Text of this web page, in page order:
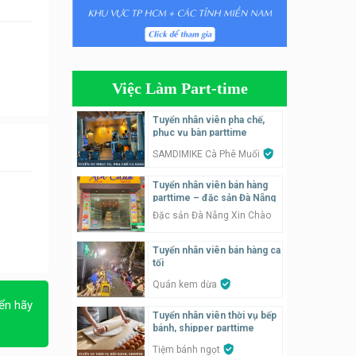
hãy
Tuyển nhân viên bán hàng
parttime
parttime
Húp Tea
tiệm trà sữa
TRÀ SỮA THÁI LAN
SONGKRAN
Tuyển nhân viên tư vấn bán
hàng tiệm bánh ngọt
Tiệm bánh ngọt
Tuyển nhân viên pha chế,
phục vụ bàn
SNACK BAR NHẬT
Việc Làm Part-time
Tuyển nhân viên pha chế,
phục vụ bàn parttime
SAMDIMIKE Cà Phê Muối
Tuyển nhân viên bán hàng
parttime – đặc sản Đà Nẵng
Đặc sản Đà Nẵng Xin Chào
Tuyển nhân viên bán hàng ca
tối
Quán kem dừa
Tuyển nhân viên thời vụ bếp
bánh, shipper parttime
Tiệm bánh ngọt